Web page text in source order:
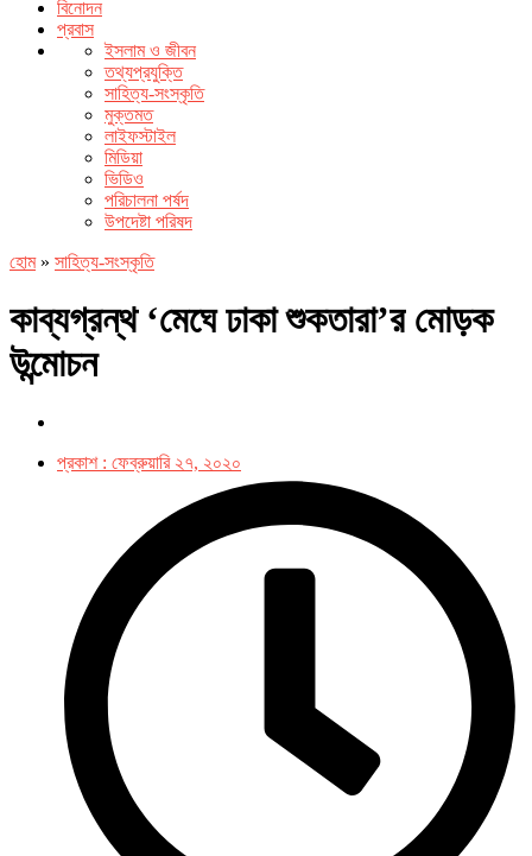
বিনোদন
প্রবাস
ইসলাম ও জীবন
তথ্যপ্রযুক্তি
সাহিত্য-সংস্কৃতি
মুক্তমত
লাইফস্টাইল
মিডিয়া
ভিডিও
পরিচালনা পর্ষদ
উপদেষ্টা পরিষদ
হোম» সাহিত্য-সংস্কৃতি
কাব্যগ্রন্থ ‘মেঘে ঢাকা শুকতারা’র মোড়ক
উন্মোচন
প্রকাশ : ফেব্রুয়ারি ২৭, ২০২০